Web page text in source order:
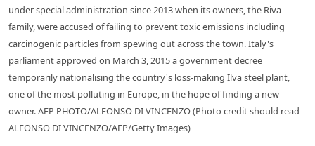
under special administration since 2013 when its owners, the Riva
family, were accused of failing to prevent toxic emissions including
carcinogenic particles from spewing out across the town. Italy's
parliament approved on March 3, 2015 a government decree
temporarily nationalising the country's loss-making Ilva steel plant,
one of the most polluting in Europe, in the hope of finding a new
owner. AFP PHOTO/ALFONSO DI VINCENZO (Photo credit should read
ALFONSO DI VINCENZO/AFP/Getty Images)